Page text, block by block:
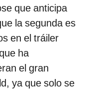
que anticipa
la segunda es
en el tráiler
ha
el gran
ya que solo se